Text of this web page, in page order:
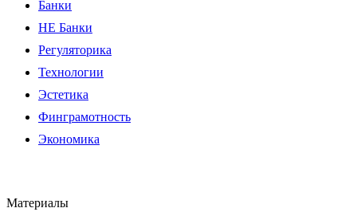
Банки
НЕ Банки
Регуляторика
Технологии
Эстетика
Финграмотность
Экономика
Материалы